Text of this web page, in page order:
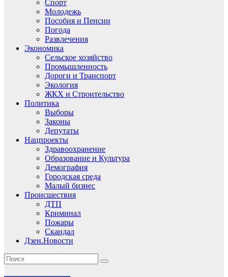
Спорт
Молодежь
Пособия и Пенсии
Погода
Развлечения
Экономика
Сельское хозяйство
Промышленность
Дороги и Транспорт
Экология
ЖКХ и Строительство
Политика
Выборы
Законы
Депутаты
Нацпроекты
Здравоохранение
Образование и Культура
Демография
Городская среда
Малый бизнес
Происшествия
ДТП
Криминал
Пожары
Скандал
Дзен.Новости